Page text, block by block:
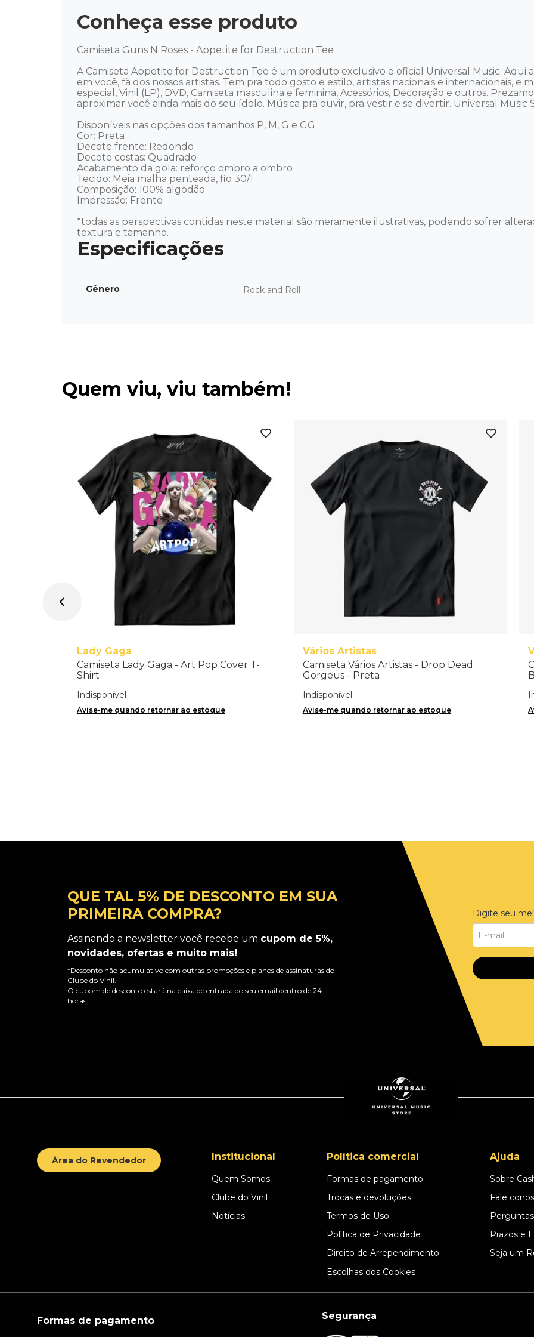
Conheça esse produto
Camiseta Guns N Roses - Appetite for Destruction Tee
A Camiseta Appetite for Destruction Tee é um produto exclusivo e oficial Universal Music.
em você, fã dos nossos artistas. Tem pra todo gosto e estilo, artistas nacionais e internacionais, e
especial, Vinil (LP), DVD, Camiseta masculina e feminina, Acessórios, Decoração e outros.
aproximar você ainda mais do seu ídolo. Música pra ouvir, pra vestir e se divertir. Universal Music
Disponíveis nas opções dos tamanhos P, M, G e GG
Cor: Preta
Decote frente: Redondo
Decote costas: Quadrado
Acabamento da gola: reforço ombro a ombro
Tecido: Meia malha penteada, fio 30/1
Composição: 100% algodão
Impressão: Frente
*todas as perspectivas contidas neste material são meramente ilustrativas, podendo sofrer
textura e tamanho.
Gênero Rock and Roll
Quem viu, viu também!
Lady Gaga
Camiseta Lady Gaga - Art Pop Cover T-
Shirt
Indisponível
Avise-me quando retornar ao estoque
Vários Artistas
Camiseta Vários Artistas - Drop Dead
Gorgeus - Preta
Indisponível
Avise-me quando retornar ao estoque
QUE TAL 5% DE DESCONTO EM SUA
PRIMEIRA COMPRA?
Assinando a newsletter você recebe um cupom de 5%,
novidades, ofertas e muito mais!
*Desconto não acumulativo com outras promoções e planos de assinaturas do
Clube do Vinil.
O cupom de desconto estará na caixa de entrada do seu email dentro de 24
horas.
Digite seu
Área do Revendedor Institucional
Quem Somos
Clube do Vinil
Notícias
Política comercial
Formas de pagamento
Trocas e devoluções
Termos de Uso
Política de Privacidade
Direito de Arrependimento
Escolhas dos Cookies
Ajuda
Sobre
Fale
Prazos e
Seja um
Formas de pagamento Segurança